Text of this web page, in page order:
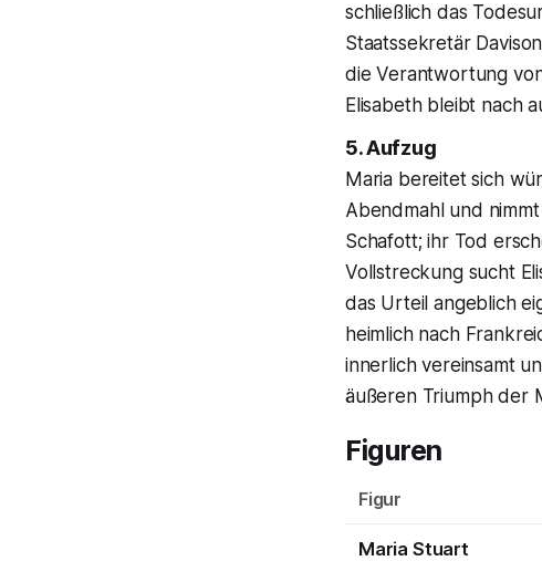
schließlich das
Staatssekretär
die Verantwortung
Elisabeth bleibt nach
5. Aufzug
Maria bereitet sich
Abendmahl und
Schafott; ihr Tod
Vollstreckung sucht
das Urteil angeblich
heimlich nach
innerlich vereinsamt
äußeren Triumph der
Figuren
Figur
Maria Stuart